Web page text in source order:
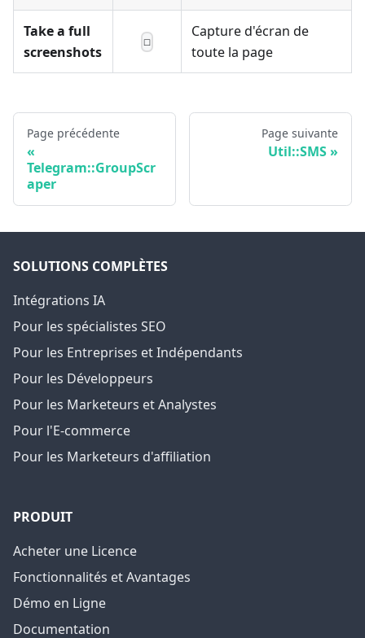
Take a full
screenshots
☐
Capture d'écran de
toute la page
Page précédente
Telegram::GroupScr
aper
Page suivante
Util::SMS
SOLUTIONS COMPLÈTES
Intégrations IA
Pour les spécialistes SEO
Pour les Entreprises et Indépendants
Pour les Développeurs
Pour les Marketeurs et Analystes
Pour l'E-commerce
Pour les Marketeurs d'affiliation
PRODUIT
Acheter une Licence
Fonctionnalités et Avantages
Démo en Ligne
Documentation